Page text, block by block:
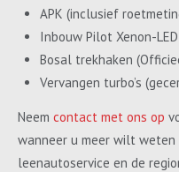
APK (inclusief
Inbouw Pilot Xenon-
Bosal trekhaken
Vervangen turbo’s
Neem contact met ons op
wanneer u meer wilt weten
leenautoservice en de